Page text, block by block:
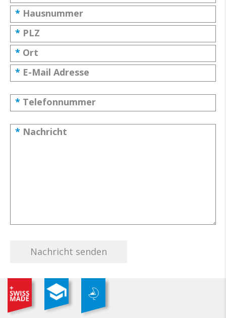
Hausnummer
*
PLZ
*
Ort
*
E-Mail Adresse
*
Telefonnummer
*
Nachricht
*